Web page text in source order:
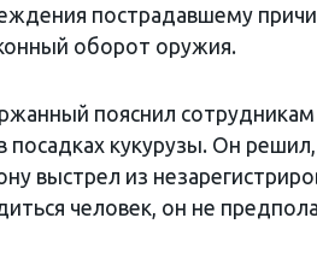
пострадавшему
оборот оружия.
пояснил
посадках кукурузы. Он
выстрел из
человек, он не